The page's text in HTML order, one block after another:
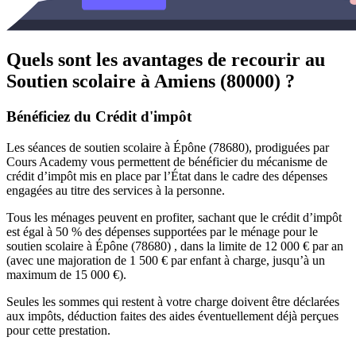
Quels sont les avantages de recourir au
Soutien scolaire àAmiens (80000) ?
Bénéficiez du Crédit d'impôt
Les séances de soutien scolaire à Épône (78680), prodiguées par
Cours Academy vous permettent de bénéficier du mécanisme de
crédit d’impôt mis en place par l’État dans le cadre des dépenses
engagées au titre des services à la personne.
Tous les ménages peuvent en profiter, sachant que le crédit d’impôt
est égal à 50 % des dépenses supportées par le ménage pour le
soutien scolaire à Épône (78680) , dans la limite de 12 000 € par an
(avec une majoration de 1 500 € par enfant à charge, jusqu’à un
maximum de 15 000 €).
Seules les sommes qui restent à votre charge doivent être déclarées
aux impôts, déduction faites des aides éventuellement déjà perçues
pour cette prestation.